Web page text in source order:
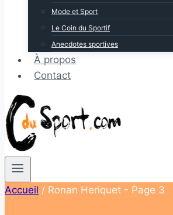
Mode et Sport
Le Coin du Sportif
Anecdotes sportives
À propos
Contact
Accueil / Ronan Heriquet - Page 3